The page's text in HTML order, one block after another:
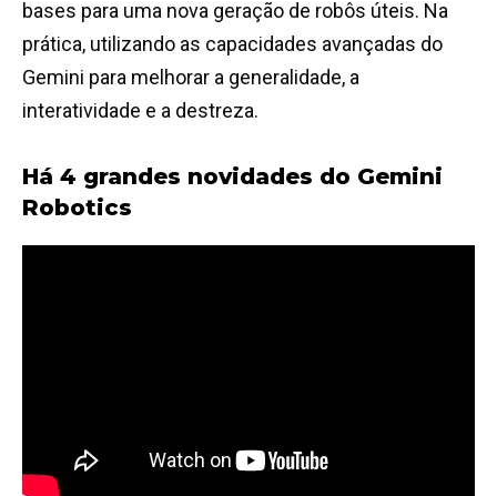
bases para uma nova geração de robôs úteis. Na
prática, utilizando as capacidades avançadas do
Gemini para melhorar a generalidade, a
interatividade e a destreza.
Há 4 grandes novidades do Gemini
Robotics